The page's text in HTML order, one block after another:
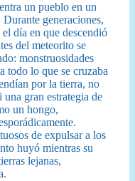
un pueblo en un
generaciones,
día en que descendió
del meteorito se
monstruosidades
todo lo que se cruzaba
por la tierra, no
gran estrategia de
un hongo,
de expulsar a los
huyó mientras su
lejanas,